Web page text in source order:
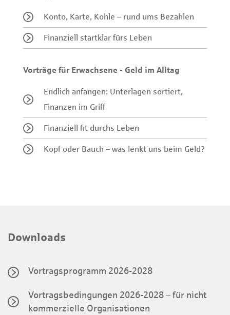
Konto, Karte, Kohle – rund ums Bezahlen
Finanziell startklar fürs Leben
Vorträge für Erwachsene - Geld im Alltag
Endlich anfangen: Unterlagen sortiert,
Finanzen im Griff
Finanziell fit durchs Leben
Kopf oder Bauch – was lenkt uns beim Geld?
Downloads
Vortragsprogramm 2026-2028
Vortragsbedingungen 2026-2028 – für nicht
kommerzielle Organisationen